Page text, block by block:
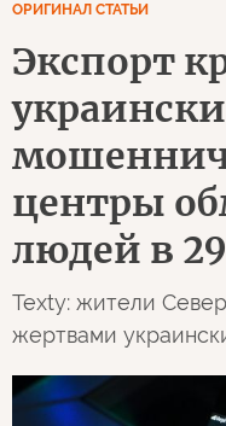
ОРИГИНАЛ СТАТЬИ
Экспорт
центры
людей в
Texty: жители
жертвами